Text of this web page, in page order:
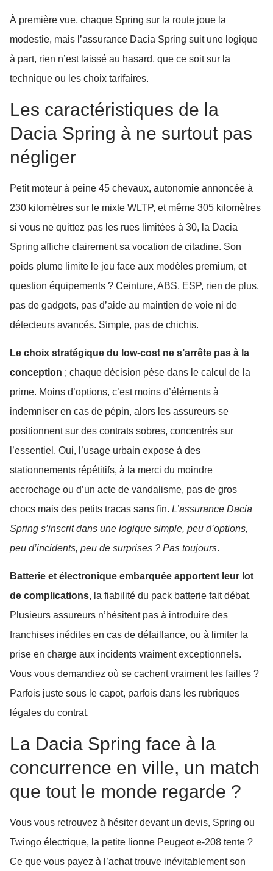
À première vue, chaque Spring sur la route joue la
modestie, mais l’assurance Dacia Spring suit une logique
à part, rien n’est laissé au hasard, que ce soit sur la
technique ou les choix tarifaires.
Les caractéristiques de la
Dacia Spring à ne surtout pas
négliger
Petit moteur à peine 45 chevaux, autonomie annoncée à
230 kilomètres sur le mixte WLTP, et même 305 kilomètres
si vous ne quittez pas les rues limitées à 30, la Dacia
Spring affiche clairement sa vocation de citadine. Son
poids plume limite le jeu face aux modèles premium, et
question équipements ? Ceinture, ABS, ESP, rien de plus,
pas de gadgets, pas d’aide au maintien de voie ni de
détecteurs avancés. Simple, pas de chichis.
Le choix stratégique du low-cost ne s’arrête pas à la
conception ; chaque décision pèse dans le calcul de la
prime. Moins d’options, c’est moins d’éléments à
indemniser en cas de pépin, alors les assureurs se
positionnent sur des contrats sobres, concentrés sur
l’essentiel. Oui, l’usage urbain expose à des
stationnements répétitifs, à la merci du moindre
accrochage ou d’un acte de vandalisme, pas de gros
chocs mais des petits tracas sans fin. L’assurance Dacia
Spring s’inscrit dans une logique simple, peu d’options,
peu d’incidents, peu de surprises ? Pas toujours.
Batterie et électronique embarquée apportent leur lot
de complications, la fiabilité du pack batterie fait débat.
Plusieurs assureurs n’hésitent pas à introduire des
franchises inédites en cas de défaillance, ou à limiter la
prise en charge aux incidents vraiment exceptionnels.
Vous vous demandiez où se cachent vraiment les failles ?
Parfois juste sous le capot, parfois dans les rubriques
légales du contrat.
La Dacia Spring face à la
concurrence en ville, un match
que tout le monde regarde ?
Vous vous retrouvez à hésiter devant un devis, Spring ou
Twingo électrique, la petite lionne Peugeot e-208 tente ?
Ce que vous payez à l’achat trouve inévitablement son